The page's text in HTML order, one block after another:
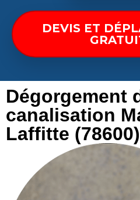
DEVIS ET
Dégorgement
canalisation
Laffitte (78600)